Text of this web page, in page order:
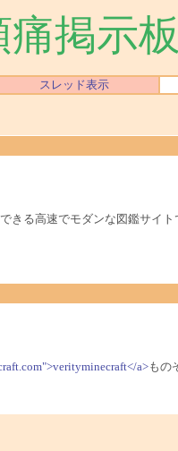
痛掲示板
スレッド表示
る高速でモダンな図鑑サイ
a>もの